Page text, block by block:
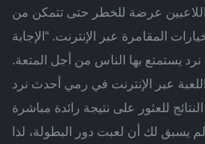
عرضة للخطر حتى تتمكن من
المقامرة عبر الإنترنت. “الإجابة
يستمتع بها الناس من أجل المتعة.
عبر الإنترنت في رمي أحدث نرد
للعثور على نتيجة رائدة مباشرة
◀حتى لو لم يسبق لك أن لعبت دور البطولة، لذا